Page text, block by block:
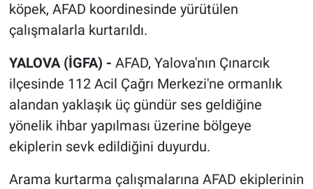
köpek, AFAD koordinesinde yürütülen
çalışmalarla kurtarıldı.
YALOVA (İGFA) - AFAD, Yalova'nın Çınarcık
ilçesinde 112 Acil Çağrı Merkezi'ne ormanlık
alandan yaklaşık üç gündür ses geldiğine
yönelik ihbar yapılması üzerine bölgeye
ekiplerin sevk edildiğini duyurdu.
Arama kurtarma çalışmalarına AFAD ekiplerinin